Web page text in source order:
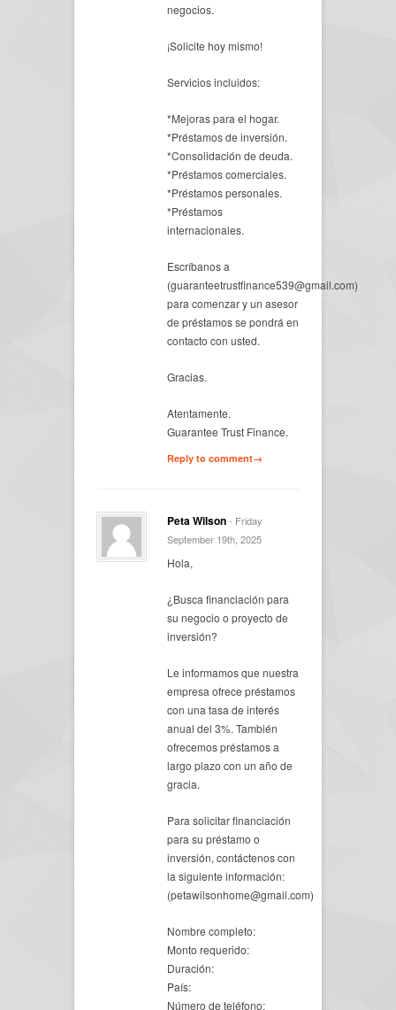
negocios.
¡Solicite hoy mismo!
Servicios incluidos:
*Mejoras para el hogar.
*Préstamos de inversión.
*Consolidación de deuda.
*Préstamos comerciales.
*Préstamos personales.
*Préstamos
internacionales.
Escríbanos a
(guaranteetrustfinance539@gmail.com)
para comenzar y un asesor
de préstamos se pondrá en
contacto con usted.
Gracias.
Atentamente.
Guarantee Trust Finance.
Reply to comment→
Peta Wilson- Friday
September 19th, 2025
Hola,
¿Busca financiación para
su negocio o proyecto de
inversión?
Le informamos que nuestra
empresa ofrece préstamos
con una tasa de interés
anual del 3%. También
ofrecemos préstamos a
largo plazo con un año de
gracia.
Para solicitar financiación
para su préstamo o
inversión, contáctenos con
la siguiente información:
(petawilsonhome@gmail.com)
Nombre completo:
Monto requerido:
Duración:
País:
Número de teléfono: